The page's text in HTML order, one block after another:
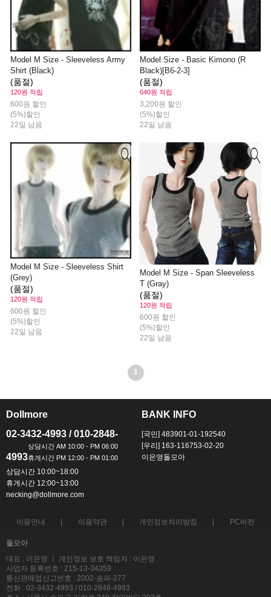
Model M Size - Sleeveless Army
Shirt (Black)
(품절)
120원 적립
600원 할인
(5%)할인
22일 남음
Model Size - Basic Kimono (R
Black)[B6-2-3]
(품절)
640원 적립
3,200원 할인
(5%)할인
22일 남음
Model M Size - Sleeveless Shirt
(Grey)
(품절)
120원 적립
600원 할인
(5%)할인
22일 남음
Model M Size - Span Sleeveless
T (Gray)
(품절)
120원 적립
600원 할인
(5%)할인
22일 남음
1
Dollmore
02-3432-4993 / 010-2848-
4993
상담시간 10:00~18:00
휴게시간 12:00~13:00
necking@dollmore.com
BANK INFO
[국민] 483901-01-192540
[우리] 163-116753-02-20
이은영돌모아
이용안내 이용약관 개인정보처리방침 PC버전
돌모아
대표 : 이은영 ㅣ 개인정보 보호 책임자 : 이은영
사업자 등록번호 : 215-13-34359
통신판매업신고번호 : 2002-송파-277
전화 : 02-3432-4993 / 010-2848-4993